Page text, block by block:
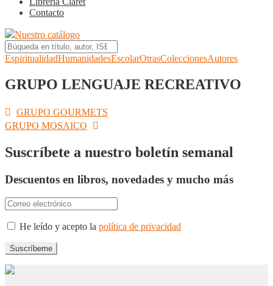
Contacto
Nuestro catálogo
EspiritualidadHumanidadesEscolarOtrasColeccionesAutores
GRUPO LENGUAJE RECREATIVO
Navegación
de
entradas
Anterior:
GRUPO GOURMETS
Siguiente:
GRUPO MOSAICO
Suscríbete a nuestro boletín semanal
Descuentos en libros, novedades y mucho más
He leído y acepto la política de privacidad